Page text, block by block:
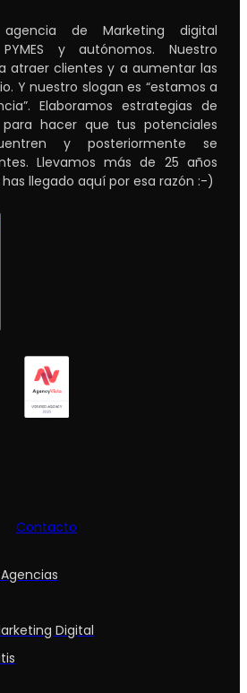
agencia de Marketing digital
y autónomos. Nuestro
atraer clientes y a aumentar las
Y nuestro slogan es “estamos a
Elaboramos estrategias de
para hacer que tus potenciales
y posteriormente se
Llevamos más de 25 años
llegado aquí por esa razón :-)
Contacto
Digital